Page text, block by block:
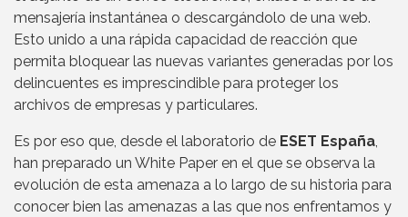
mensajería instantánea o descargándolo de una web.
Esto unido a una rápida capacidad de reacción que
permita bloquear las nuevas variantes generadas por los
delincuentes es imprescindible para proteger los
archivos de empresas y particulares.
Es por eso que, desde el laboratorio de ESET España,
han preparado un White Paper en el que se observa la
evolución de esta amenaza a lo largo de su historia para
conocer bien las amenazas a las que nos enfrentamos y